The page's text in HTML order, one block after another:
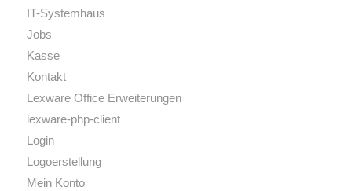
IT-Systemhaus
Jobs
Kasse
Kontakt
Lexware Office Erweiterungen
lexware-php-client
Login
Logoerstellung
Mein Konto